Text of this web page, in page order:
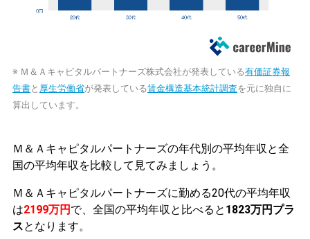
※ Ｍ＆Ａキャピタルパートナーズ株式会社が発表している有価証券報
告書と 厚生労働省が発表している賃金構造基本統計調査を元に独自に
算出しています。
Ｍ＆Ａキャピタルパートナーズの年代別の平均年収と全
国の平均年収を比較して見てみましょう。
Ｍ＆Ａキャピタルパートナーズに勤める20代の平均年収
は2199万円 で、全国の平均年収と比べると 1823万円プラ
スとなります。